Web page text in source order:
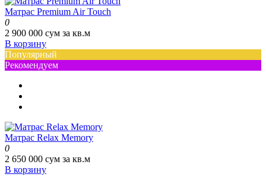
Матрас Premium Air Touch
0
2 900 000 сум за кв.м
В корзину
Популярный
Рекомендуем
Матрас Relax Memory
0
2 650 000 сум за кв.м
В корзину